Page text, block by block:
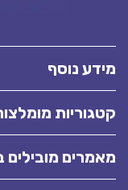
מידע נוסף
קטגוריות
מאמרים מובילים